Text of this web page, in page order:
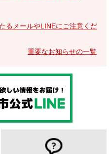
るメールやLINEにご注意くだ
重要なお知らせの一覧